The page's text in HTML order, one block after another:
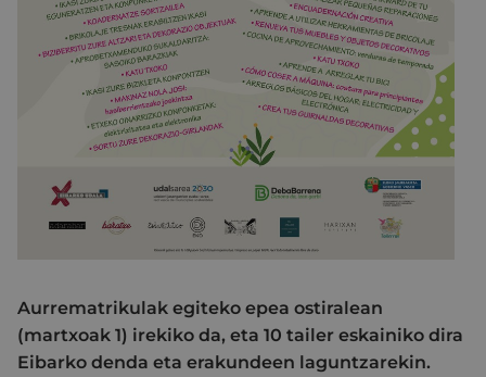
Aurrematrikulak egiteko epea ostiralean
(martxoak 1) irekiko da, eta 10 tailer eskainiko dira
Eibarko denda eta erakundeen laguntzarekin.